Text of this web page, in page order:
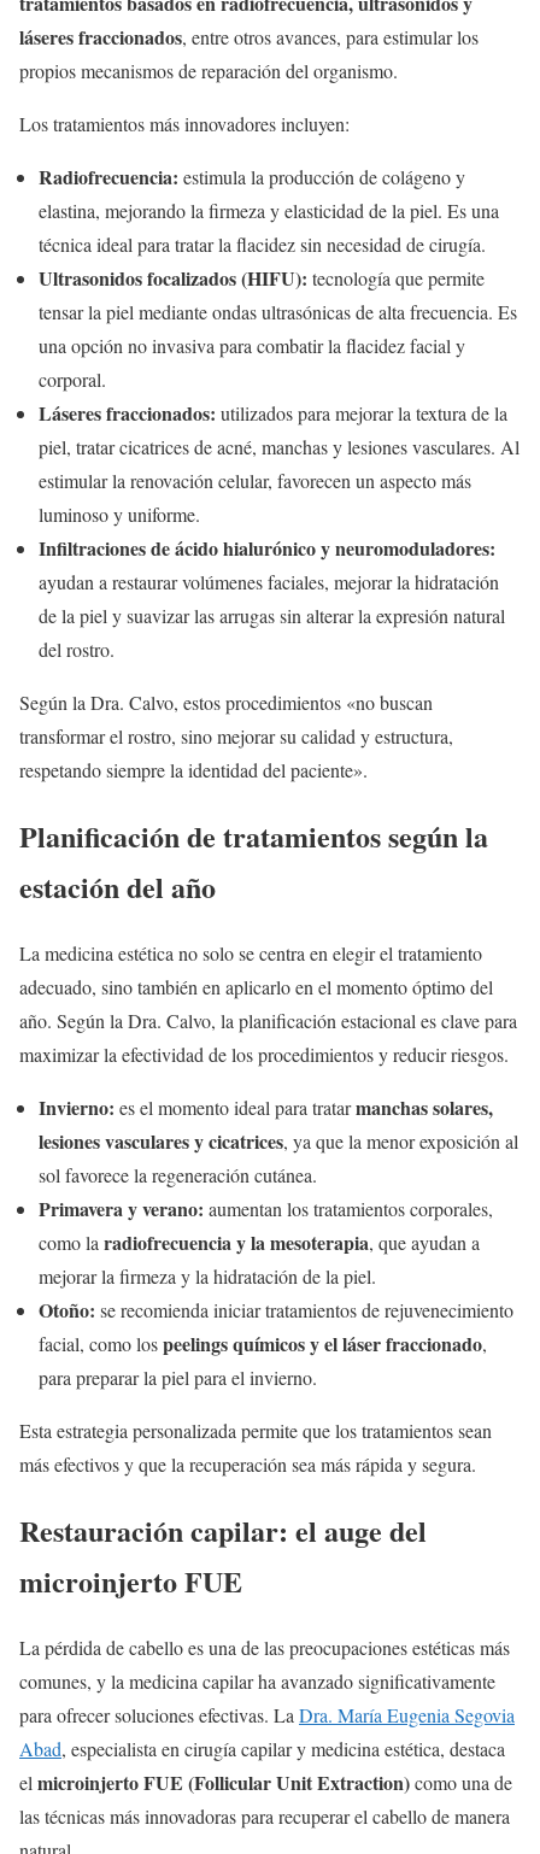
láseres fraccionados, entre otros avances, para estimular los
propios mecanismos de reparación del organismo.
Los tratamientos más innovadores incluyen:
Radiofrecuencia: estimula la producción de colágeno y
elastina, mejorando la firmeza y elasticidad de la piel. Es una
técnica ideal para tratar la flacidez sin necesidad de cirugía.
Ultrasonidos focalizados (HIFU): tecnología que permite
tensar la piel mediante ondas ultrasónicas de alta frecuencia. Es
una opción no invasiva para combatir la flacidez facial y
corporal.
Láseres fraccionados: utilizados para mejorar la textura de la
piel, tratar cicatrices de acné, manchas y lesiones vasculares. Al
estimular la renovación celular, favorecen un aspecto más
luminoso y uniforme.
Infiltraciones de ácido hialurónico y neuromoduladores:
ayudan a restaurar volúmenes faciales, mejorar la hidratación
de la piel y suavizar las arrugas sin alterar la expresión natural
del rostro.
Según la Dra. Calvo, estos procedimientos «no buscan
transformar el rostro, sino mejorar su calidad y estructura,
respetando siempre la identidad del paciente».
Planificación de tratamientos según la
estación del año
La medicina estética no solo se centra en elegir el tratamiento
adecuado, sino también en aplicarlo en el momento óptimo del
año. Según la Dra. Calvo, la planificación estacional es clave para
maximizar la efectividad de los procedimientos y reducir riesgos.
Invierno: es el momento ideal para tratarmanchas solares,
lesiones vasculares y cicatrices, ya que la menor exposición al
sol favorece la regeneración cutánea.
Primavera y verano: aumentan los tratamientos corporales,
como la radiofrecuencia y la mesoterapia, que ayudan a
mejorar la firmeza y la hidratación de la piel.
Otoño: se recomienda iniciar tratamientos de rejuvenecimiento
facial, como lospeelings químicos y el láser fraccionado,
para preparar la piel para el invierno.
Esta estrategia personalizada permite que los tratamientos sean
más efectivos y que la recuperación sea más rápida y segura.
Restauración capilar: el auge del
microinjerto FUE
La pérdida de cabello es una de las preocupaciones estéticas más
comunes, y la medicina capilar ha avanzado significativamente
para ofrecer soluciones efectivas. La Dra. María Eugenia Segovia
Abad, especialista en cirugía capilar y medicina estética, destaca
el microinjerto FUE (Follicular Unit Extraction)como una de
las técnicas más innovadoras para recuperar el cabello de manera